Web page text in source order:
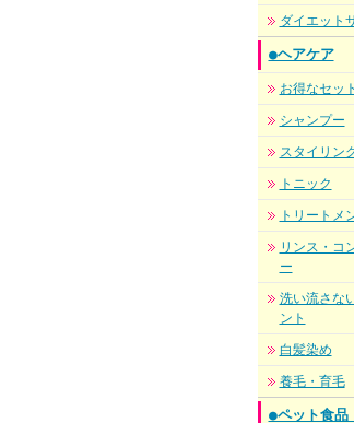
ダイエット
●ヘアケア
お得なセット
シャンプー
スタイリン
トニック
トリートメ
リンス・コ
ー
洗い流さな
ント
白髪染め
養毛・育毛
●ペット食品